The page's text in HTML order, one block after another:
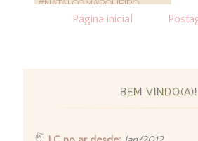
#NATALCOMARQUEIRO
Página inicial
BEM VINDO(A)!